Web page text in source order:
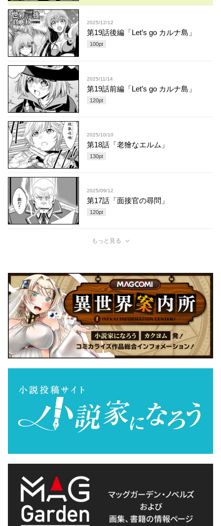
2025/12/12
第19話後編「Let’s go カルナ島」
100pt
2025/11/14
第19話前編「Let’s go カルナ島」
120pt
2025/10/10
第18話「老獪なエルム」
130pt
2025/09/12
第17話「面接官の尋問」
120pt
もっと見る